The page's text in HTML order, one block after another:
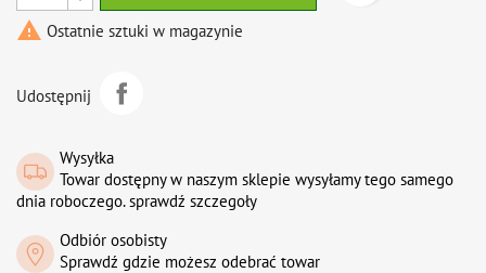
 Ostatnie sztuki w magazynie
Udostępnij
Wysyłka
Towar dostępny w naszym sklepie wysyłamy tego samego
dnia roboczego. sprawdź szczegoły
Odbiór osobisty
Sprawdź gdzie możesz odebrać towar